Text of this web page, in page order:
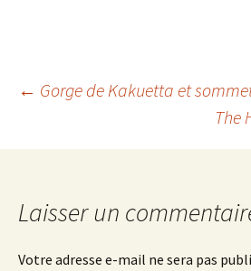
Navigation
des
articles
← Gorge de Kakuetta et
The
Laisser un
Votre adresse e-mail ne sera pas